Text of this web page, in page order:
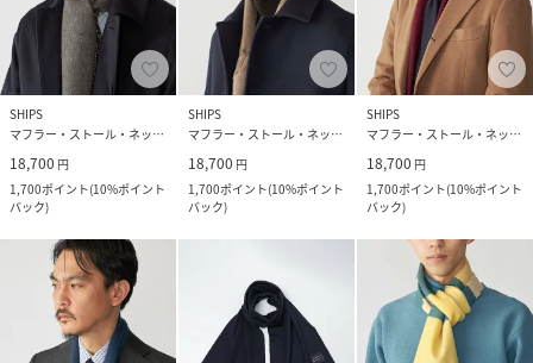
SHIPS
マフラー・ストール・ネックウォーマー
18,700 円
1,700ポイント(10%ポイント
バック)
SHIPS
マフラー・ストール・ネックウォーマー
18,700 円
1,700ポイント(10%ポイント
バック)
SHIPS
マフラー・ストール・ネックウォーマー
18,700 円
1,700ポイント(10%ポイント
バック)